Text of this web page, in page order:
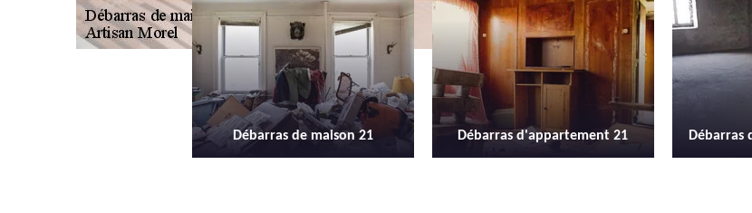
Débarras d'appartement 21 Débarras de grenier et cave 21